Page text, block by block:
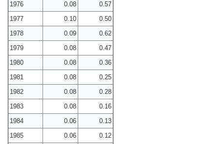
1976
0.08
0.57
1977
0.10
0.50
1978
0.09
0.62
1979
0.08
0.47
1980
0.08
0.36
1981
0.08
0.25
1982
0.08
0.28
1983
0.08
0.16
1984
0.06
0.13
1985
0.06 0.12